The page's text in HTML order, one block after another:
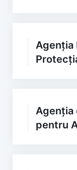
Agenția
Agenția
pentru